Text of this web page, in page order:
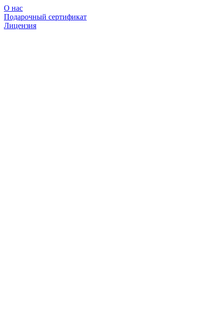
О нас
Подарочный сертификат
Лицензия